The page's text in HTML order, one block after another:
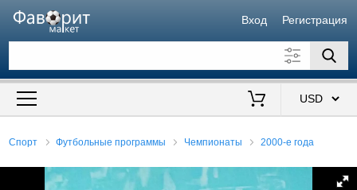
Вход Регистрация
Искать также в описании
Спорт Футбольные программы Чемпионаты 2000-е года